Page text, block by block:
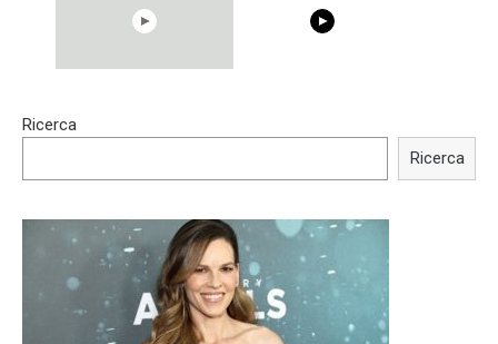
Shocking illusion - Pretty
Trying BOLLYWOOD
Ricerca
Ricerca